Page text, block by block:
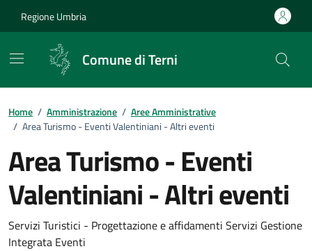
Regione Umbria
Comune di Terni
Home / Amministrazione / Aree Amministrative
/ Area Turismo - Eventi Valentiniani - Altri eventi
Area Turismo - Eventi
Valentiniani - Altri eventi
Dettagli dell'unità
Servizi Turistici - Progettazione e affidamenti Servizi Gestione
Integrata Eventi